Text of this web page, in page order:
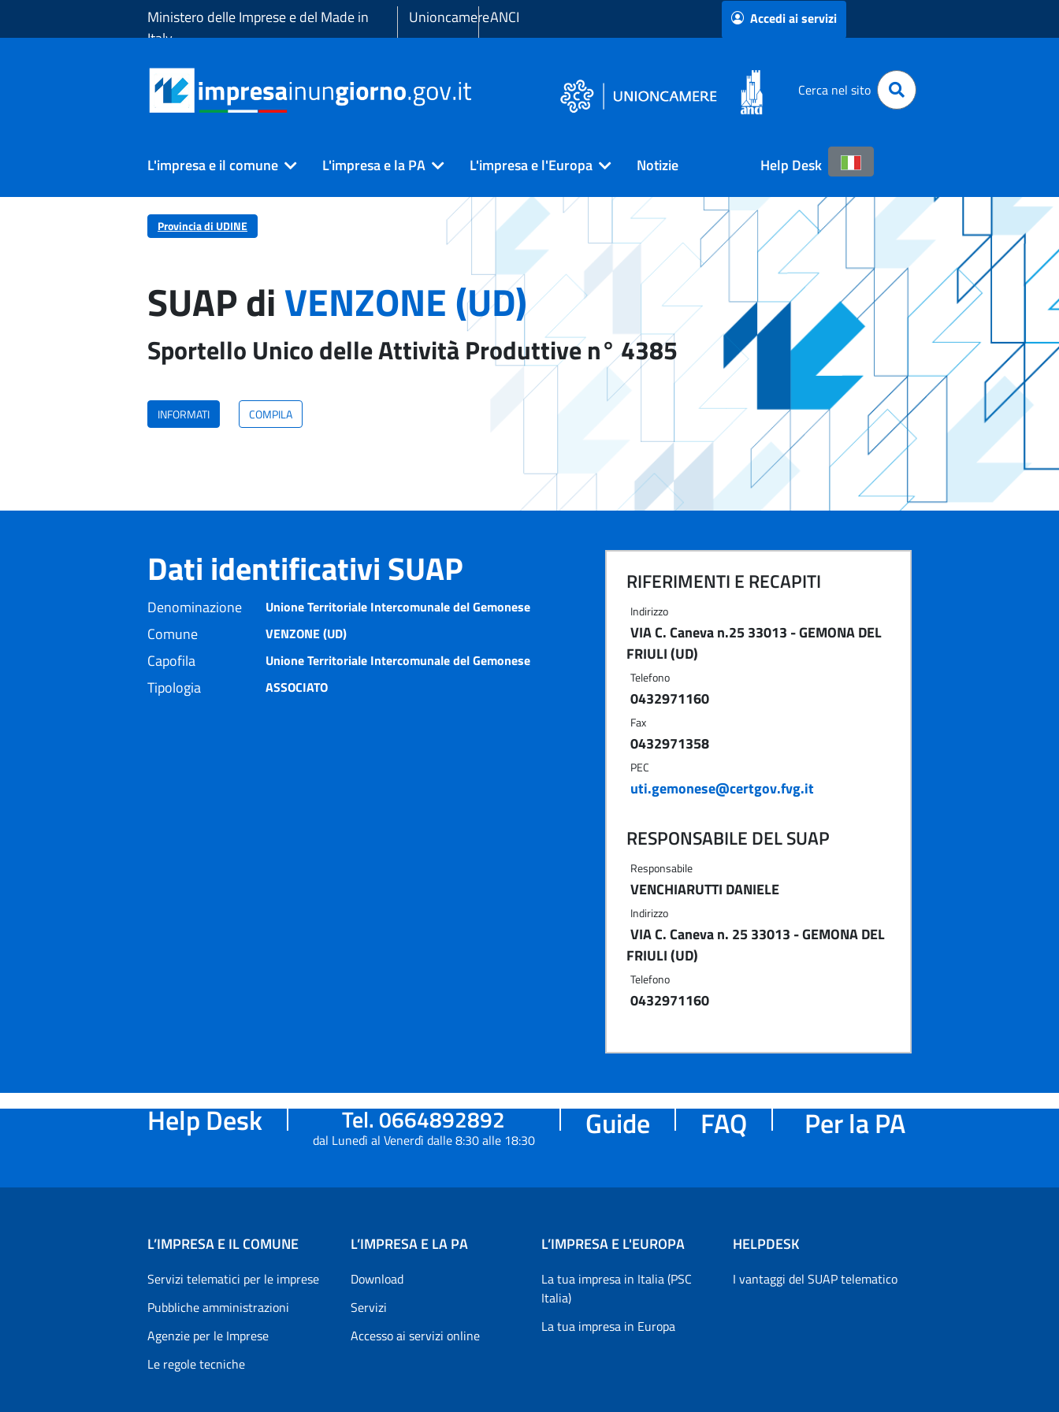
Ministero delle Imprese e del Made in
Italy
UnioncamereANCI Accedi ai servizi
Cerca nel sito
L'impresa e il comune L'impresa e la PA L'impresa e l'Europa Notizie Help Desk
Provincia di UDINE
SUAP diVENZONE (UD)
Sportello Unico delle Attività Produttive n° 4385
INFORMATI COMPILA
Dati identificativi SUAP
Denominazione Unione Territoriale Intercomunale del Gemonese
Comune VENZONE (UD)
Capofila Unione Territoriale Intercomunale del Gemonese
Tipologia ASSOCIATO
RIFERIMENTI E RECAPITI
Indirizzo
VIA C. Caneva n.25 33013 - GEMONA DEL
FRIULI (UD)
Telefono
0432971160
Fax
0432971358
PEC
uti.gemonese@certgov.fvg.it
RESPONSABILE DEL SUAP
Responsabile
VENCHIARUTTI DANIELE
Indirizzo
VIA C. Caneva n. 25 33013 - GEMONA DEL
FRIULI (UD)
Telefono
0432971160
Help Desk Tel. 0664892892
dal Lunedì al Venerdì dalle 8:30 alle 18:30 Guide FAQ Per la PA
L’IMPRESA E IL COMUNE
Servizi telematici per le imprese
Pubbliche amministrazioni
Agenzie per le Imprese
Le regole tecniche
L’IMPRESA E LA PA
Download
Servizi
Accesso ai servizi online
L’IMPRESA E L'EUROPA
La tua impresa in Italia (PSC
Italia)
La tua impresa in Europa
HELPDESK
I vantaggi del SUAP telematico